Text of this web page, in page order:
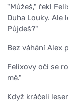
"Můžeš," řekl
Duha Louky. Ale
Půjdeš?"
Bez váhání Alex
Felixovy oči se
mě."
Když kráčeli